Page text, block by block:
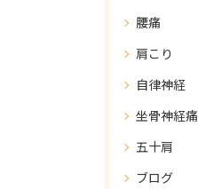
腰痛
肩こり
自律神経
坐骨神経痛
五十肩
ブログ